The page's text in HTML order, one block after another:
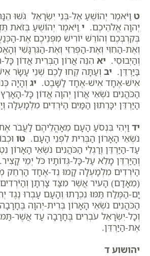
ט וַיֹּאמֶר יְהוֹשֻׁעַ אֶל-בְּנֵי יִשְׂרָאֵל גֹּשׁוּ
יְהוָה אֱלֹהֵיכֶם. י וַיֹּאמֶר יְהוֹשֻׁעַ בְּזֹאת
בְּקִרְבְּכֶם וְהוֹרֵשׁ יוֹרִישׁ מִפְּנֵיכֶם אֶת-
וְאֶת-הַחִוִּי וְאֶת-הַפְּרִזִּי וְאֶת-הַגִּרְגָּשִׁי
וְהַיְבוּסִי. יא הִנֵּה אֲרוֹן הַבְּרִית אֲדוֹן
בַּיַּרְדֵּן. יב וְעַתָּה קְחוּ לָכֶם שְׁנֵי עָשָׂר
אִישׁ-אֶחָד אִישׁ-אֶחָד לַשָּׁבֶט. יג וְהָיָה
הַכֹּהֲנִים נֹשְׂאֵי אֲרוֹן יְהוָה אֲדוֹן כָּל-
הַיַּרְדֵּן יִכָּרֵתוּן הַמַּיִם הַיֹּרְדִים מִלְמָעְלָה
יד וַיְהִי בִּנְסֹעַ הָעָם מֵאָהֳלֵיהֶם לַעֲבֹר
נֹשְׂאֵי הָאָרוֹן הַבְּרִית לִפְנֵי הָעָם. טו
עַד-הַיַּרְדֵּן וְרַגְלֵי הַכֹּהֲנִים נֹשְׂאֵי הָאָרוֹן
וְהַיַּרְדֵּן מָלֵא עַל-כָּל-גְּדוֹתָיו כֹּל יְמֵי קָצִיר.
הַיֹּרְדִים מִלְמַעְלָה קָמוּ נֵד-אֶחָד הַרְחֵק
(מֵאָדָם) הָעִיר אֲשֶׁר מִצַּד צָרְתָן
יָם-הַמֶּלַח תַּמּוּ נִכְרָתוּ וְהָעָם עָבְרוּ נֶגֶד
הַכֹּהֲנִים נֹשְׂאֵי הָאָרוֹן בְּרִית-יְהוָה
וְכָל-יִשְׂרָאֵל עֹבְרִים בֶּחָרָבָה עַד אֲשֶׁר-
אֶת-הַיַּרְדֵּן.
יהושוע ד